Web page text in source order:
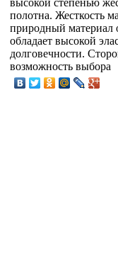
полотна. Жесткость
природный материал
обладает высокой
долговечности.
возможность выбора